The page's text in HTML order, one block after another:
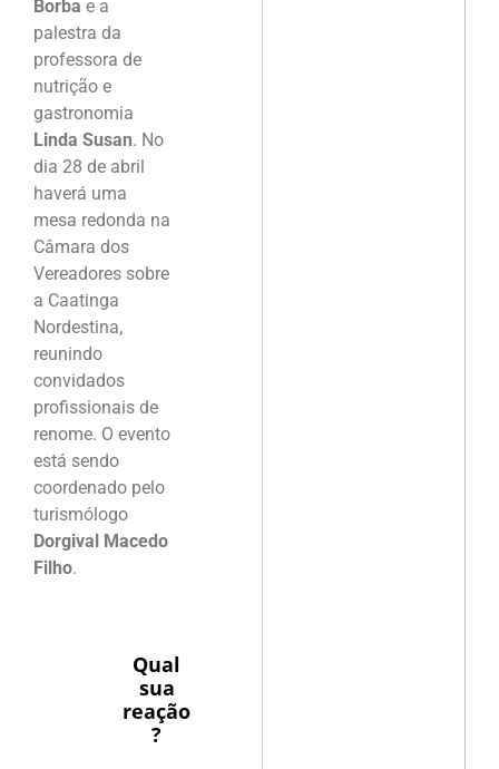
Borba e a
palestra da
professora de
nutrição e
gastronomia
Linda Susan. No
dia 28 de abril
haverá uma
mesa redonda na
Câmara dos
Vereadores sobre
a Caatinga
Nordestina,
reunindo
convidados
profissionais de
renome. O evento
está sendo
coordenado pelo
turismólogo
Dorgival Macedo
Filho.
Qual
sua
reação
?